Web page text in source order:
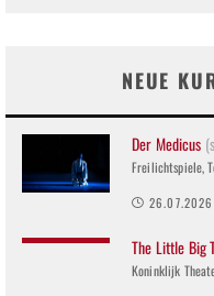
NEUE
Der Medicus
Freilichtspiele,
26.07.2026
The Little Big
Koninklijk